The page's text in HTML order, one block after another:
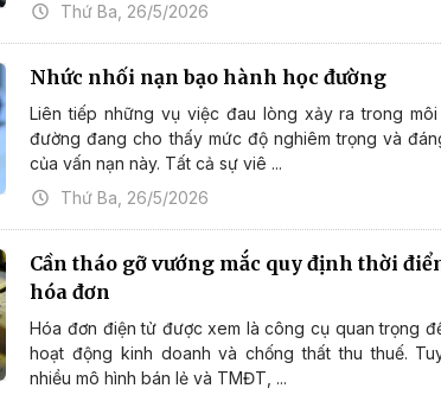
Thứ Ba, 26/5/2026
Nhức nhối nạn bạo hành học đường
Liên tiếp những vụ việc đau lòng xảy ra trong
đường đang cho thấy mức độ nghiêm trọng và
của vấn nạn này. Tất cả sự viê ...
Thứ Ba, 26/5/2026
Cần tháo gỡ vướng mắc quy định thời
hóa đơn
Hóa đơn điện tử được xem là công cụ quan trọng
hoạt động kinh doanh và chống thất thu thuế.
nhiều mô hình bán lẻ và TMĐT, ...